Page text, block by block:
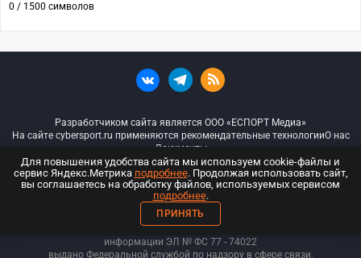
0 / 1500 символов
Разработчиком сайта является ООО «ЕСПОРТ Медиа»
На сайте cybersport.ru применяются рекомендательные технологииО нас
Документы
© ООО «Киберспорт.ру» — Все права защищены
18+
ООО «Киберспорт.ру». Свидетельство о регистрации средств массовой
информации ЭЛ № ФС 77 - 74022
выдано Федеральной службой по надзору в сфере связи,
Для повышения удобства сайта мы используем cookie-файлы и
сервис Яндекс.Метрика подробнее. Продолжая использовать сайт,
вы соглашаетесь на обработку файлов, используемых сервисом
подробнее.
ПРИНЯТЬ